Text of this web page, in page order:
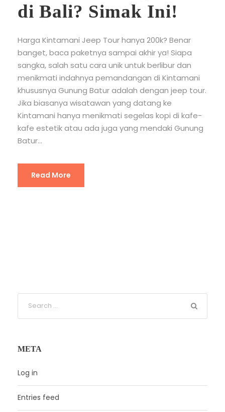
di Bali? Simak Ini!
Harga Kintamani Jeep Tour hanya 200k? Benar
banget, baca paketnya sampai akhir ya! Siapa
sangka, salah satu cara unik untuk berlibur dan
menikmati indahnya pemandangan di Kintamani
khususnya Gunung Batur adalah dengan jeep tour.
Jika biasanya wisatawan yang datang ke
Kintamani hanya menikmati segelas kopi di kafe-
kafe estetik atau ada juga yang mendaki Gunung
Batur...
Read More
META
Log in
Entries feed